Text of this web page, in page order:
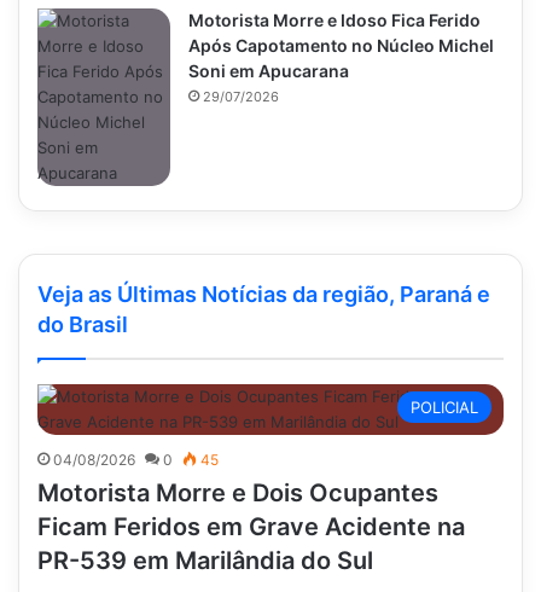
Veja as Últimas Notícias da região, Paraná e
do Brasil
POLICIAL
04/08/2026 0 45
Motorista Morre e Dois Ocupantes
Ficam Feridos em Grave Acidente na
PR-539 em Marilândia do Sul
Motorista Morre e Idoso Fica Ferido
Após Capotamento no Núcleo Michel
Soni em Apucarana
29/07/2026